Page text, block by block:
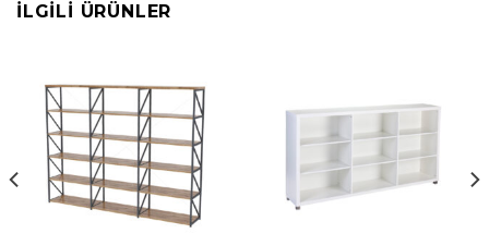
İLGILI ÜRÜNLER